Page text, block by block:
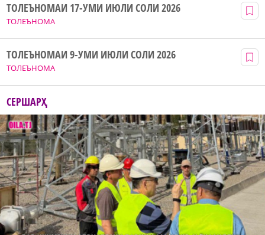
ТОЛЕЪНОМА
ТОЛЕЪНОМАИ 17-УМИ ИЮЛИ СОЛИ 2026
ТОЛЕЪНОМА
ТОЛЕЪНОМАИ 9-УМИ ИЮЛИ СОЛИ 2026
СЕРШАРҲ